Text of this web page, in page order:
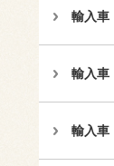
輸入車
輸入車
輸入車